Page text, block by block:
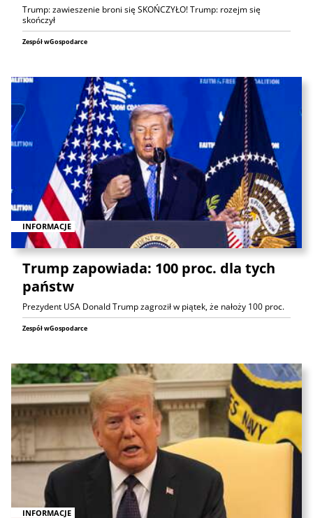
Trump: zawieszenie broni się SKOŃCZYŁO! Trump: rozejm się
skończył
Zespół wGospodarce
INFORMACJE
Trump zapowiada: 100 proc. dla tych
państw
Prezydent USA Donald Trump zagroził w piątek, że nałoży 100 proc.
Zespół wGospodarce
INFORMACJE